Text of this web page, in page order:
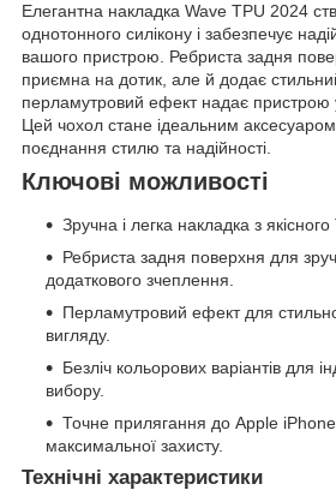
Елегантна накладка Wave TPU 2024
однотонного силікону і забезпечує
вашого пристрою. Ребриста задня
приємна на дотик, але й додає
перламутровий ефект надає пристрою
Цей чохол стане ідеальним
поєднання стилю та надійності.
Ключові можливості
Зручна і легка накладка з якісного
Ребриста задня поверхня для
додаткового зчеплення.
Перламутровий ефект для
вигляду.
Безліч кольорових варіантів для
вибору.
Точне прилягання до Apple
максимальної захисту.
Технічні характеристики